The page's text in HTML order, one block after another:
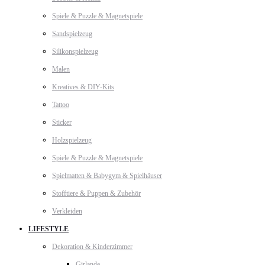
Spiele & Puzzle & Magnetspiele
Sandspielzeug
Silikonspielzeug
Malen
Kreatives & DIY-Kits
Tattoo
Sticker
Holzspielzeug
Spiele & Puzzle & Magnetspiele
Spielmatten & Babygym & Spielhäuser
Stofftiere & Puppen & Zubehör
Verkleiden
LIFESTYLE
Dekoration & Kinderzimmer